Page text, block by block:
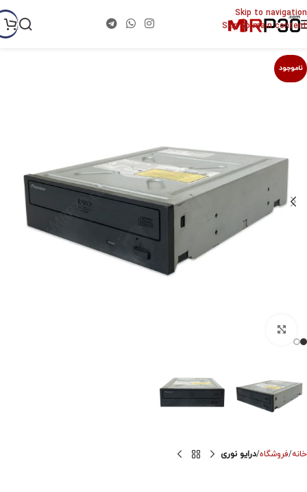
Skip to navigation
Skip to main content
ناموجود
خانه فروشگاه درایو نوری